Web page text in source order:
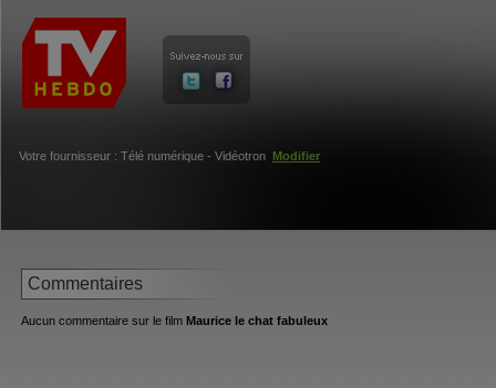
Votre fournisseur : Télé numérique - Vidéotron Modifier
Commentaires
Aucun commentaire sur le film Maurice le chat fabuleux